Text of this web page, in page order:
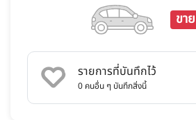
ขา
รายการที่บันทึกไว้
0 คนอื่น ๆ บันทึกสิ่งนี้